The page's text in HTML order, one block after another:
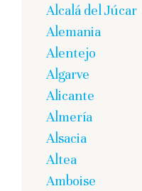
Alcalá del Júcar
Alemania
Alentejo
Algarve
Alicante
Almería
Alsacia
Altea
Amboise